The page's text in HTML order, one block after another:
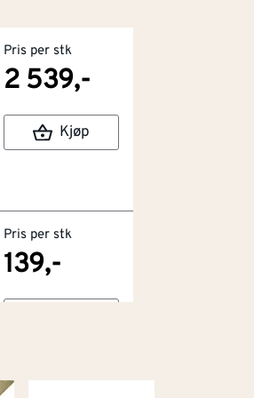
Pris per stk
2 539,-
Kjøp
Pris per stk
139,-